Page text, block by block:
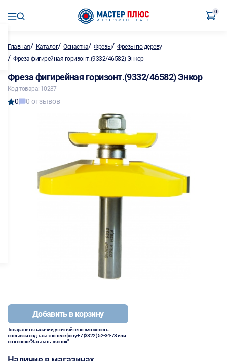
0
Главная/ Каталог/Оснастка/Фрезы/Фрезы по дереву
/ Фреза фигирейная горизонт.(9332/46582) Энкор
Фреза фигирейная горизонт.(9332/46582) Энкор
Код товара: 10287
0 0 отзывов
Добавить в корзину
Товара нет в наличии, уточняйте возможность
поставки под заказ по телефону+7 (3822) 52-34-73или
по кнопке "Заказать звонок"